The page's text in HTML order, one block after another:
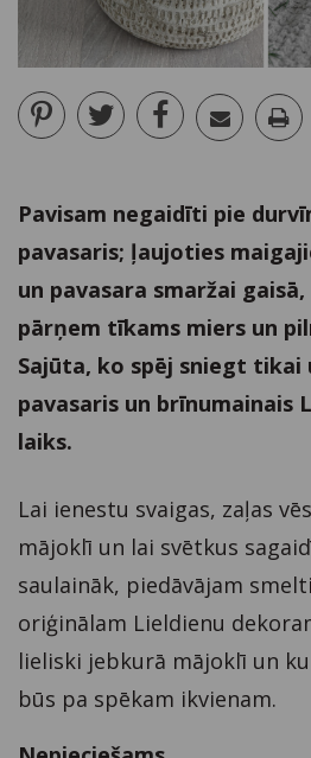
Pavisam negaidīti pie
pavasaris; ļaujoties
un pavasara smaržai
pārņem tīkams miers un
Sajūta, ko spēj sniegt tikai
pavasaris un brīnumainais
laiks.
Lai ienestu svaigas, zaļas
mājoklī un lai svētkus
saulaināk, piedāvājam
oriģinālam Lieldienu
lieliski jebkurā mājoklī un
būs pa spēkam ikvienam.